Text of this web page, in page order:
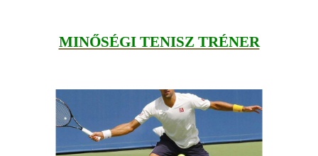
MINŐSÉGI TENISZ TRÉNER